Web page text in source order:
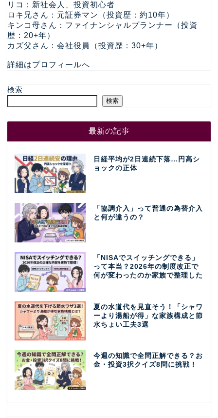
リコ：新社会人、投資初心者
ロキ兄さん：元証券マン（投資歴：約10年）
キンコ母さん：ファイナンシャルプランナー（投資
歴：20+年）
カズ父さん：会社役員（投資歴：30+年）
詳細はプロフィールへ
検索
検索
最新の記事
日経平均が2日連続下落…円高シ
ョックの正体
「協調介入」って普通の為替介入
と何が違うの？
「NISAでスイッチングできる」
って本当？2026年の制度改正で
何が変わったのか家族で整理した
夏の水道代を見直そう！「シャワ
ーより湯船が得」な家族構成と節
水ちょい工夫3選
今週の知識で全問正解できる？お
金・投資3択クイズ8問に挑戦！